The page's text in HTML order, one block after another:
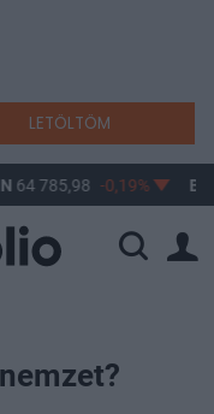
LETÖLTÖM
-0,19% BUX